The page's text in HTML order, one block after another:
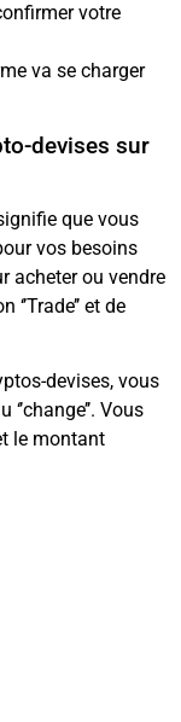
votre
va se charger
devises sur
que vous
vos besoins
acheter ou vendre
et de
devises, vous
Vous
le montant